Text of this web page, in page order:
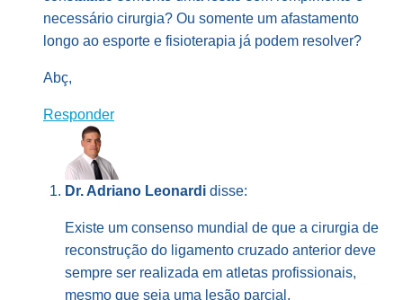
necessário cirurgia? Ou somente um afastamento
longo ao esporte e fisioterapia já podem resolver?
Abç,
Responder
Dr. Adriano Leonardi disse:
Existe um consenso mundial de que a cirurgia de
reconstrução do ligamento cruzado anterior deve
sempre ser realizada em atletas profissionais,
mesmo que seja uma lesão parcial.